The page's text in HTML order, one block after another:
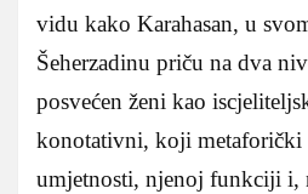
vidu kako Karahasan, u
Šeherzadinu priču na dva
posvećen ženi kao
konotativni, koji metaforički
umjetnosti, njenoj funkciji i,